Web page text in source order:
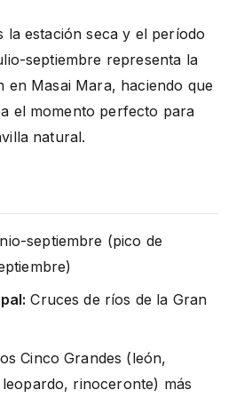
la estación seca y el período
septiembre representa la
en Masai Mara, haciendo que
el momento perfecto para
natural.
septiembre (pico de
Cruces de ríos de la Gran
Cinco Grandes (león,
rinoceronte) más